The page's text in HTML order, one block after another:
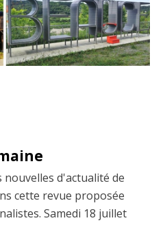
d'actualité de
cette revue proposée
Samedi 18 juillet